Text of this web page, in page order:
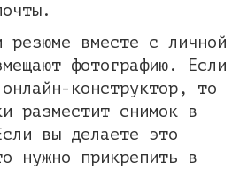
резюме вместе с личной
фотографию. Если
конструктор, то
разместит снимок в
вы делаете это
нужно прикрепить в